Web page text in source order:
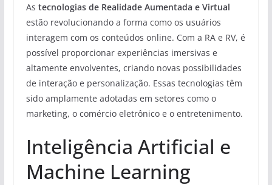
As tecnologias de Realidade Aumentada e Virtual
estão revolucionando a forma como os usuários
interagem com os conteúdos online. Com a RA e RV, é
possível proporcionar experiências imersivas e
altamente envolventes, criando novas possibilidades
de interação e personalização. Essas tecnologias têm
sido amplamente adotadas em setores como o
marketing, o comércio eletrônico e o entretenimento.
Inteligência Artificial e
Machine Learning